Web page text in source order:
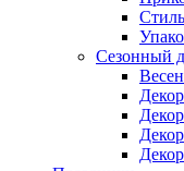
Сезонный